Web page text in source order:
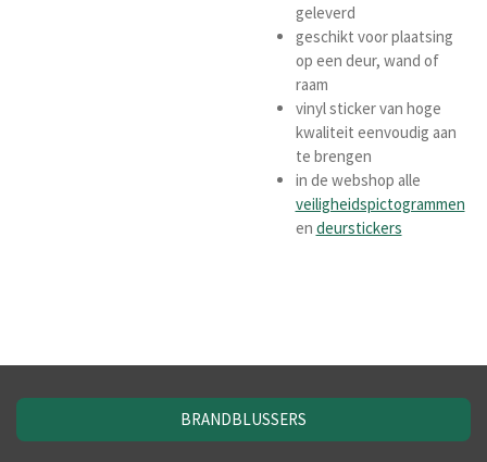
geleverd
geschikt voor plaatsing
op een deur, wand of
raam
vinyl sticker van hoge
kwaliteit eenvoudig aan
te brengen
in de webshop alle
veiligheidspictogrammen
en deurstickers
BRANDBLUSSERS